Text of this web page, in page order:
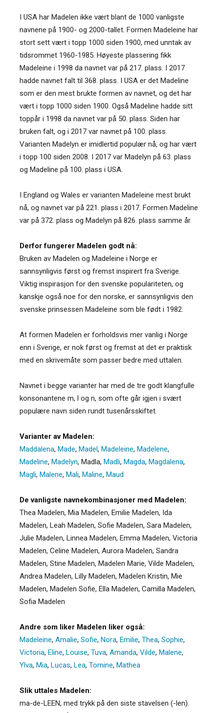
I USA har Madelen ikke vært blant de 1000 vanligste
navnene på 1900- og 2000-tallet. Formen Madeleine har
stort sett vært i topp 1000 siden 1900, med unntak av
tidsrommet 1960-1985. Høyeste plassering fikk
Madeleine i 1998 da navnet var på 217. plass. I 2017
hadde navnet falt til 368. plass. I USA er det Madeline
som er den mest brukte formen av navnet, og det har
vært i topp 1000 siden 1900. Også Madeline hadde sitt
toppår i 1998 da navnet var på 50. plass. Siden har
bruken falt, og i 2017 var navnet på 100. plass.
Varianten Madelyn er imidlertid populær nå, og har vært
i topp 100 siden 2008. I 2017 var Madelyn på 63. plass
og Madeline på 100. plass i USA.
I England og Wales er varianten Madeleine mest brukt
nå, og navnet var på 221. plass i 2017. Formen Madeline
var på 372. plass og Madelyn på 826. plass samme år.
Derfor fungerer Madelen godt nå:
Bruken av Madelen og Madeleine i Norge er
sannsynligvis først og fremst inspirert fra Sverige.
Viktig inspirasjon for den svenske populariteten, og
kanskje også noe for den norske, er sannsynligvis den
svenske prinsessen Madeleine som ble født i 1982.
At formen Madelen er forholdsvis mer vanlig i Norge
enn i Sverige, er nok først og fremst at det er praktisk
med en skrivemåte som passer bedre med uttalen.
Navnet i begge varianter har med de tre godt klangfulle
konsonantene m, l og n, som ofte går igjen i svært
populære navn siden rundt tusenårsskiftet.
Varianter av Madelen:
Maddalena, Made, Madel, Madeleine, Madelene,
Madeline, Madelyn, Madla, Madli, Magda, Magdalena,
Magli, Malene, Mali, Maline, Maud
De vanligste navnekombinasjoner med Madelen:
Thea Madelen, Mia Madelen, Emilie Madelen, Ida
Madelen, Leah Madelen, Sofie Madelen, Sara Madelen,
Julie Madelen, Linnea Madelen, Emma Madelen, Victoria
Madelen, Celine Madelen, Aurora Madelen, Sandra
Madelen, Stine Madelen, Madelen Marie, Vilde Madelen,
Andrea Madelen, Lilly Madelen, Madelen Kristin, Mie
Madelen, Madelen Sofie, Ella Madelen, Camilla Madelen,
Sofia Madelen
Andre som liker Madelen liker også:
Madeleine, Amalie, Sofie, Nora, Emilie, Thea, Sophie,
Victoria, Eline, Louise, Tuva, Amanda, Vilde, Malene,
Ylva, Mia, Lucas, Lea, Tomine, Mathea
Slik uttales Madelen:
ma-de-LEEN, med trykk på den siste stavelsen (-len).